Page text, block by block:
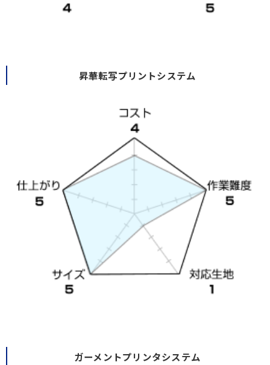
昇華転写プリントシステム
ガーメントプリンタシステム